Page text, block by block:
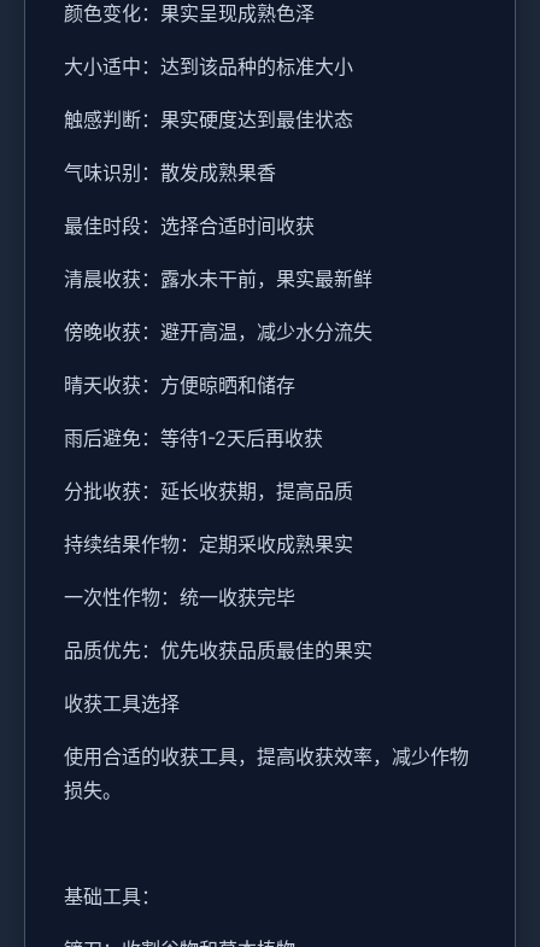
颜色变化：果实呈现成熟色泽
大小适中：达到该品种的标准大小
触感判断：果实硬度达到最佳状态
气味识别：散发成熟果香
最佳时段：选择合适时间收获
清晨收获：露水未干前，果实最新鲜
傍晚收获：避开高温，减少水分流失
晴天收获：方便晾晒和储存
雨后避免：等待1-2天后再收获
分批收获：延长收获期，提高品质
持续结果作物：定期采收成熟果实
一次性作物：统一收获完毕
品质优先：优先收获品质最佳的果实
收获工具选择
使用合适的收获工具，提高收获效率，减少作物
损失。
基础工具：